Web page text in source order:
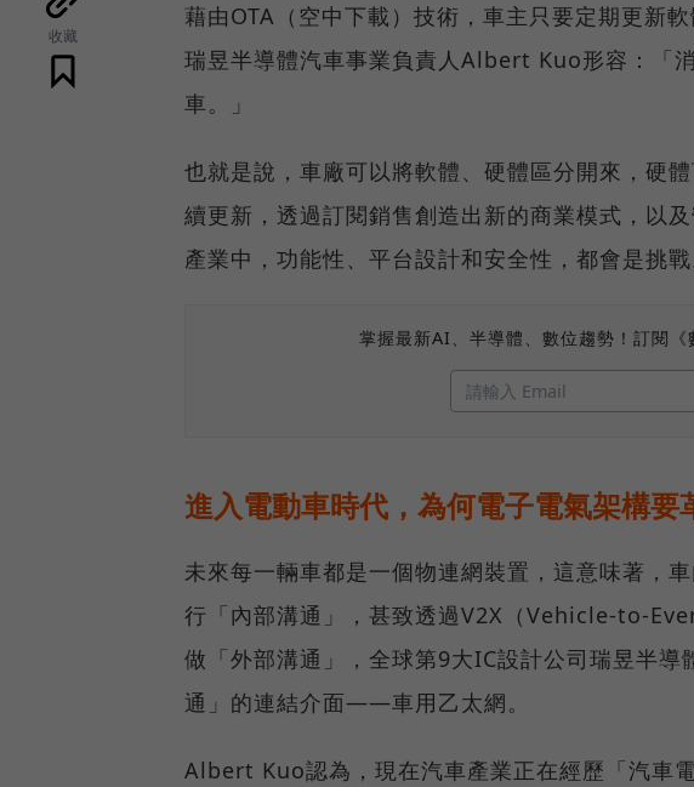
收藏
藉由OTA（空中下載）技術，車主只要定期更新
瑞昱半導體汽車事業負責人Albert Kuo形容：「
車。」
也就是說，車廠可以將軟體、硬體區分開來，硬
續更新，透過訂閱銷售創造出新的商業模式，以
產業中，功能性、平台設計和安全性，都會是挑戰
掌握最新AI、半導體、數位趨勢！訂閱
進入電動車時代，為何電子電氣架構要
未來每一輛車都是一個物連網裝置，這意味著，
行「內部溝通」，甚致透過V2X（Vehicle-to-
做「外部溝通」，全球第9大IC設計公司瑞昱半
通」的連結介面——車用乙太網。
Albert Kuo認為，現在汽車產業正在經歷「汽車